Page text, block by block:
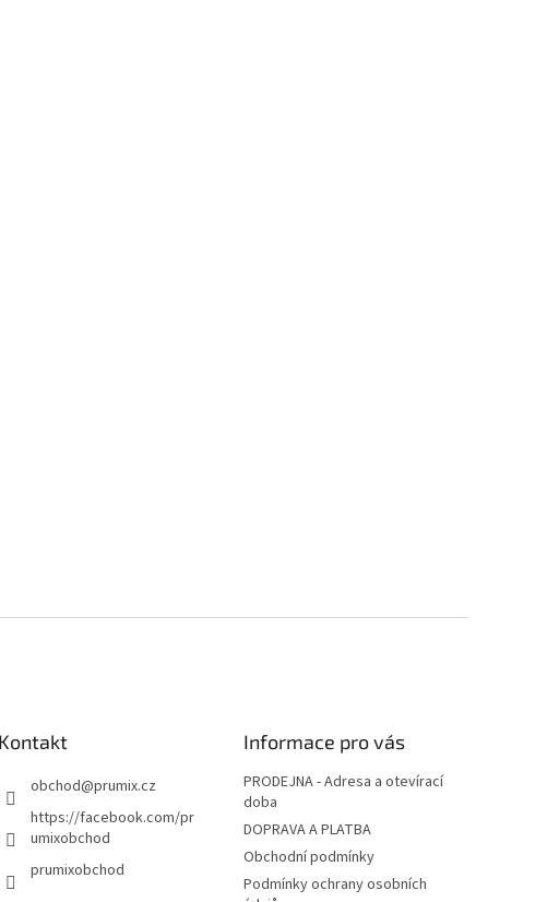
Kontakt
obchod@prumix.cz
https://facebook.com/pr
umixobchod
prumixobchod
Informace pro vás
PRODEJNA - Adresa a otevírací
doba
DOPRAVA A PLATBA
Obchodní podmínky
Podmínky ochrany osobních